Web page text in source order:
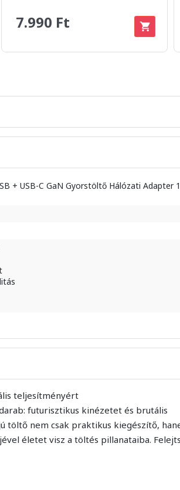
7.990 Ft
+ USB-C GaN Gyorstöltő Hálózati Adapter
teljesítményért
futurisztikus kinézetet és brutális
nem csak praktikus kiegészítő,
életet visz a töltés pillanataiba.